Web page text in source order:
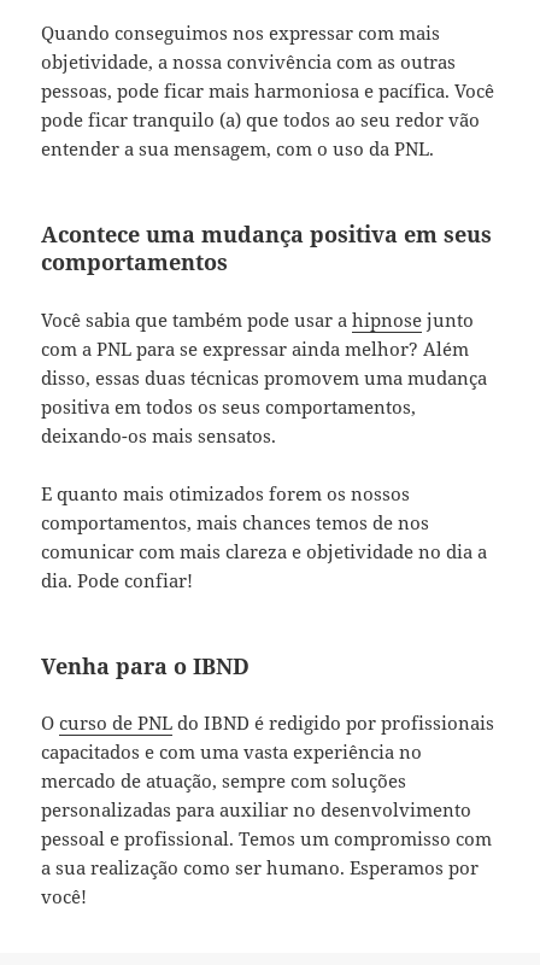
Quando conseguimos nos expressar com mais
objetividade, a nossa convivência com as outras
pessoas, pode ficar mais harmoniosa e pacífica. Você
pode ficar tranquilo (a) que todos ao seu redor vão
entender a sua mensagem, com o uso da PNL.
Acontece uma mudança positiva em seus
comportamentos
Você sabia que também pode usar ahipnose junto
com a PNL para se expressar ainda melhor? Além
disso, essas duas técnicas promovem uma mudança
positiva em todos os seus comportamentos,
deixando-os mais sensatos.
E quanto mais otimizados forem os nossos
comportamentos, mais chances temos de nos
comunicar com mais clareza e objetividade no dia a
dia. Pode confiar!
Venha para o IBND
Ocurso de PNL do IBND é redigido por profissionais
capacitados e com uma vasta experiência no
mercado de atuação, sempre com soluções
personalizadas para auxiliar no desenvolvimento
pessoal e profissional. Temos um compromisso com
a sua realização como ser humano. Esperamos por
você!